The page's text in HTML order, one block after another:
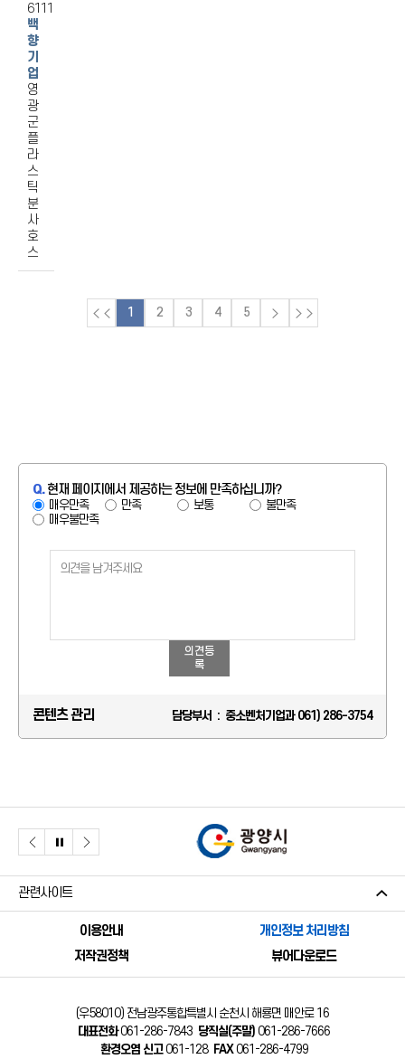
6111
백
향
기
업
영
광
군
플
라
스
틱
분
사
호
스
1 2 3 4 5
Q.현재 페이지에서 제공하는 정보에 만족하십니까?
매우만족 만족 보통
불만족
매우불만족
의견등
록
콘텐츠 관리 담당부서 : 중소벤처기업과 061) 286-3754
이용안내
개인정보 처리방침
저작권정책
뷰어다운로드
관련사이트
(우58010) 전남광주통합특별시 순천시 해룡면 매안로 16
대표전화061-286-7843 당직실(주말) 061-286-7666
환경오염 신고061-128 FAX061-286-4799